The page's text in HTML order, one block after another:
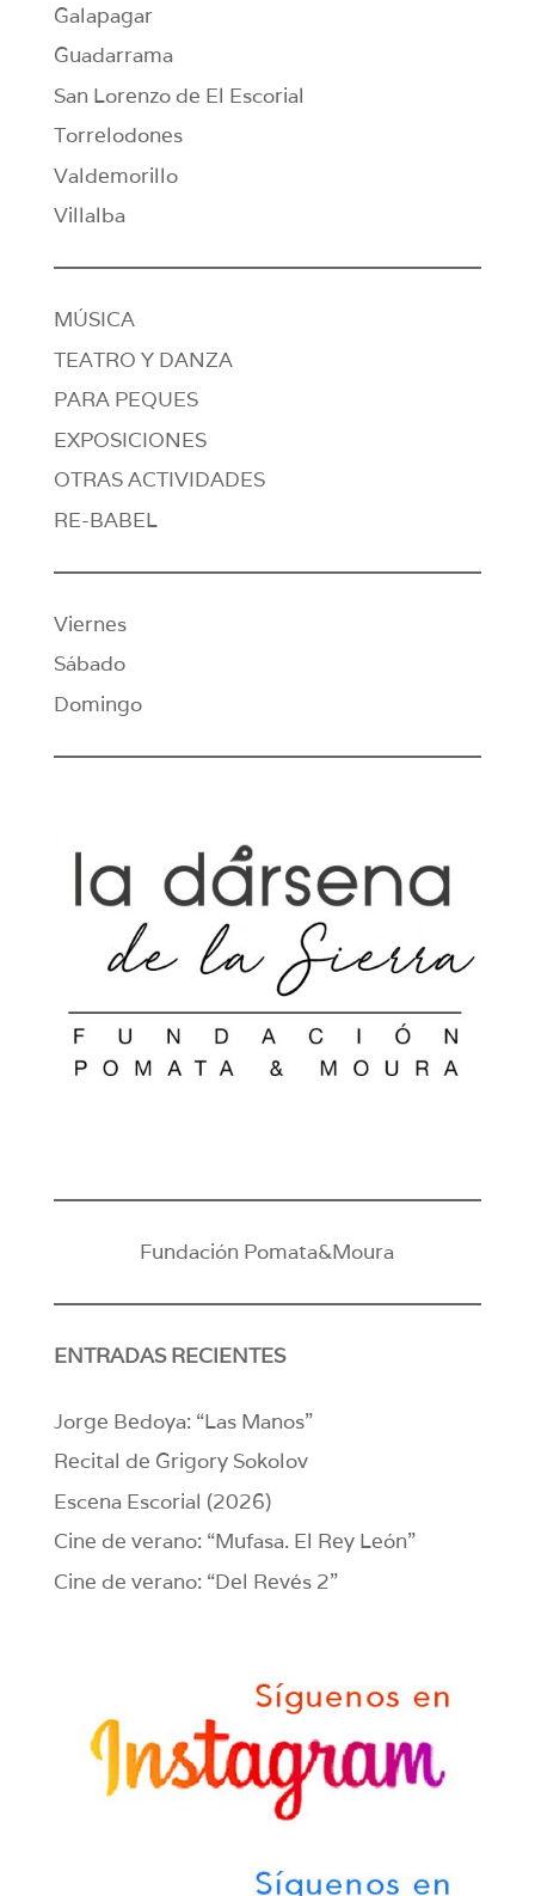
Galapagar
Guadarrama
San Lorenzo de El Escorial
Torrelodones
Valdemorillo
Villalba
MÚSICA
TEATRO Y DANZA
PARA PEQUES
EXPOSICIONES
OTRAS ACTIVIDADES
RE-BABEL
Viernes
Sábado
Domingo
Fundación Pomata&Moura
ENTRADAS RECIENTES
Jorge Bedoya: “Las Manos”
Recital de Grigory Sokolov
Escena Escorial (2026)
Cine de verano: “Mufasa. El Rey León”
Cine de verano: “Del Revés 2”